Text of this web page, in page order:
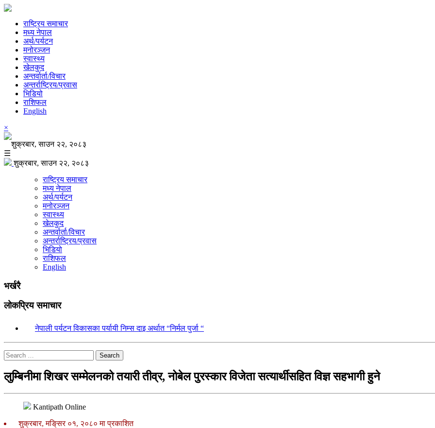
राष्ट्रिय समाचार
मध्य नेपाल
अर्थ/पर्यटन
मनोरञ्जन
स्वास्थ्य
खेलकुद
अन्तर्वार्ता/विचार
अन्तर्राष्ट्रिय/प्रवास
भिडियो
राशिफल
English
×
शुक्रबार, साउन २२, २०८३
☰
शुक्रबार, साउन २२, २०८३
राष्ट्रिय समाचार
मध्य नेपाल
अर्थ/पर्यटन
मनोरञ्जन
स्वास्थ्य
खेलकुद
अन्तर्वार्ता/विचार
अन्तर्राष्ट्रिय/प्रवास
भिडियो
राशिफल
English
भर्खरै
लोकप्रिय समाचार
नेपाली पर्यटन विकासका पर्यायी निम्स दाइ अर्थात “निर्मल पुर्जा “
Search
लुम्बिनीमा शिखर सम्मेलनको तयारी तीव्र, नोबेल पुरस्कार विजेता सत्यार्थीसहित विज्ञ सहभागी हुने
Kantipath Online
शुक्रबार, मङि्सर ०१, २०८० मा प्रकाशित